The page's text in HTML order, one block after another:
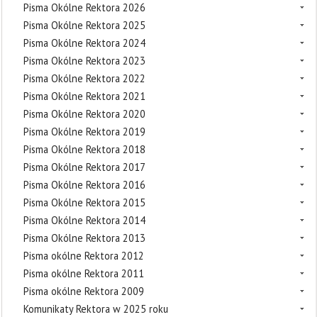
Pisma Okólne Rektora 2026
Pisma Okólne Rektora 2025
Pisma Okólne Rektora 2024
Pisma Okólne Rektora 2023
Pisma Okólne Rektora 2022
Pisma Okólne Rektora 2021
Pisma Okólne Rektora 2020
Pisma Okólne Rektora 2019
Pisma Okólne Rektora 2018
Pisma Okólne Rektora 2017
Pisma Okólne Rektora 2016
Pisma Okólne Rektora 2015
Pisma Okólne Rektora 2014
Pisma Okólne Rektora 2013
Pisma okólne Rektora 2012
Pisma okólne Rektora 2011
Pisma okólne Rektora 2009
Komunikaty Rektora w 2025 roku